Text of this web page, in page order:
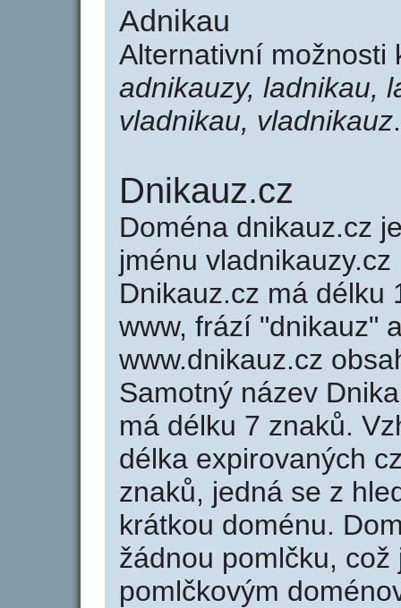
Adnikau
Alternativní
adnikauzy, ladnikau,
vladnikau, vladnikauz.
Dnikauz.cz
Doména dnikauz.cz
jménu
Dnikauz.cz má délku
www, frází "dnikauz"
www.dnikauz.cz
Samotný název
má délku 7 znaků.
délka expirovaných
znaků, jedná se z
krátkou doménu.
žádnou pomlčku,
pomlčkovým